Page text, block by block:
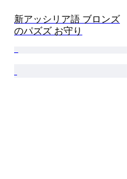
新アッシリア語 ブロンズ
のパズズ お守り